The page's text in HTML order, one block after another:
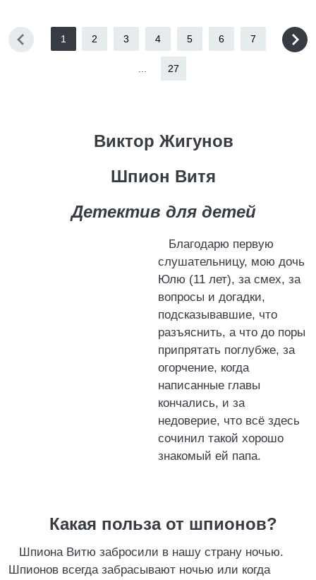
1 2 3 4 5 6 7
27
Виктор Жигунов
Шпион Витя
Детектив для детей
Благодарю первую
слушательницу, мою дочь
Юлю (11 лет), за смех, за
вопросы и догадки,
подсказывавшие, что
разъяснить, а что до поры
припрятать поглубже, за
огорчение, когда
написанные главы
кончались, и за
недоверие, что всё здесь
сочинил такой хорошо
знакомый ей папа.
Какая польза от шпионов?
Шпиона Витю забросили в нашу страну ночью.
Шпионов всегда забрасывают ночью или когда